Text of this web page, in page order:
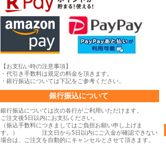
【お支払い時の注意事項】
・代引き手数料は規定の料金を頂きます。
・銀行振込については下記をご参考ください。
銀行振込について
銀行振込については次の各行がご利用いただけます。
ご注文後5日以内にお支払ください。
（振込手数料につきましてはご負担お願い申し上げま
す。） 注文日から5日以内にご入金が確認できない
場合は、 ご注文を自動的にキャンセルとさせて頂きます。